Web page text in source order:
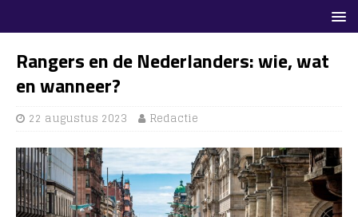
Rangers en de Nederlanders: wie, wat
en wanneer?
22 augustus 2023 Redactie